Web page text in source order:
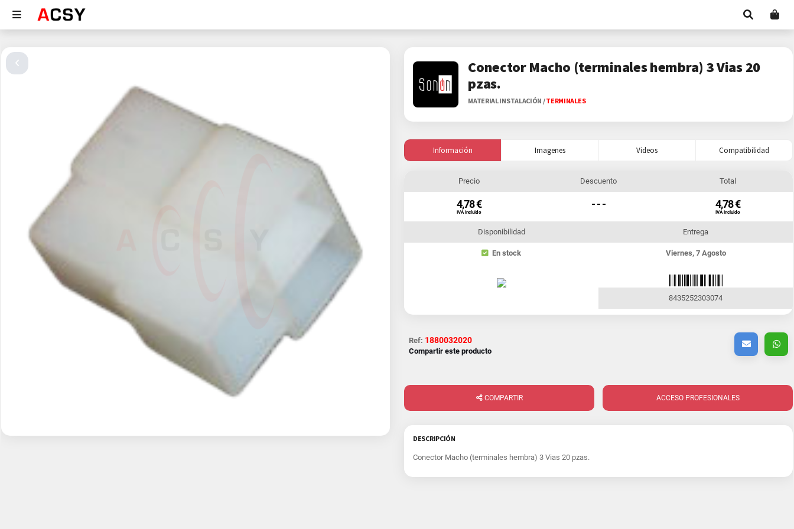
Conector Macho (terminales hembra) 3 Vias 20
pzas.
MATERIAL INSTALACIÓN /TERMINALES
Información Imagenes Videos Compatibilidad
Precio
4,78 €
IVA Incluido
Descuento
- - -
Total
4,78 €
IVA Incluido
Disponibilidad
En stock
Entrega
Viernes, 7 Agosto
8435252303074
Ref: 1880032020
Compartir este producto
COMPARTIR ACCESO PROFESIONALES
DESCRIPCIÓN
Conector Macho (terminales hembra) 3 Vias 20 pzas.